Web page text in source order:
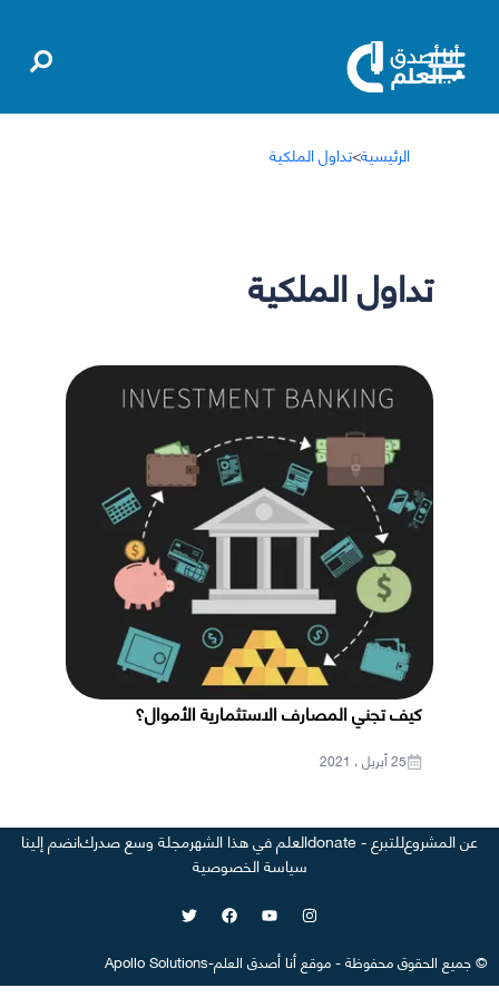
الرئيسية>تداول الملكية
تداول الملكية
كيف تجني المصارف الاستثمارية الأموال؟
25 أبريل ، 2021
عن المشروعللتبرع - donate العلم في هذا الشهرمجلة وسع صدركانضم إلينا
سياسة الخصوصية
©جميع الحقوق محفوظة-موقع أنا أصدق العلم-
Apollo Solutions